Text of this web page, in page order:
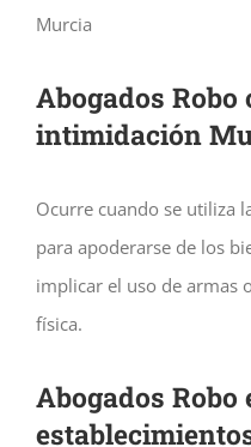
Murcia
Abogados
intimidación
Ocurre cuando se utiliza
para apoderarse de los
implicar el uso de armas
física.
Abogados Robo